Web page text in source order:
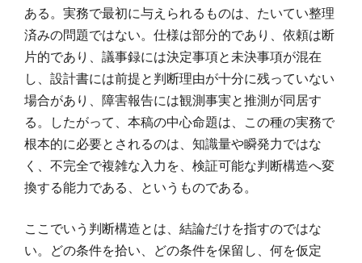
ある。実務で最初に与えられるものは、たいてい整理
済みの問題ではない。仕様は部分的であり、依頼は断
片的であり、議事録には決定事項と未決事項が混在
し、設計書には前提と判断理由が十分に残っていない
場合があり、障害報告には観測事実と推測が同居す
る。したがって、本稿の中心命題は、この種の実務で
根本的に必要とされるのは、知識量や瞬発力ではな
く、不完全で複雑な入力を、検証可能な判断構造へ変
換する能力である、というものである。
ここでいう判断構造とは、結論だけを指すのではな
い。どの条件を拾い、どの条件を保留し、何を仮定